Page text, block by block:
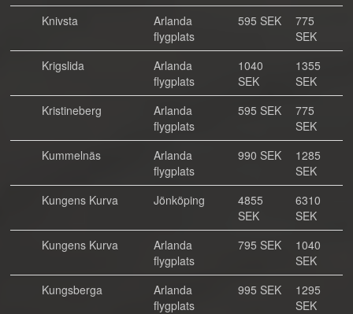
Knivsta
Arlanda
flygplats
595 SEK
775
SEK
Krigslida
Arlanda
flygplats
1040
SEK
1355
SEK
Kristineberg
Arlanda
flygplats
595 SEK
775
SEK
Kummelnäs
Arlanda
flygplats
990 SEK
1285
SEK
Kungens Kurva
Jönköping
4855
SEK
6310
SEK
Kungens Kurva
Arlanda
flygplats
795 SEK
1040
SEK
Kungsberga
Arlanda
flygplats
995 SEK
1295
SEK